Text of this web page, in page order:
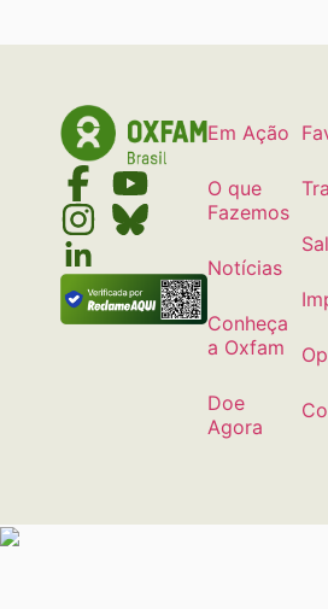
Em Ação
O que
Fazemos
Notícias
Conheça
a Oxfam
Doe
Agora